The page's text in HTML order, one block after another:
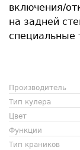
включения/
на задней
специальные
Производитель
Тип кулера
Цвет
Функции
Тип краников